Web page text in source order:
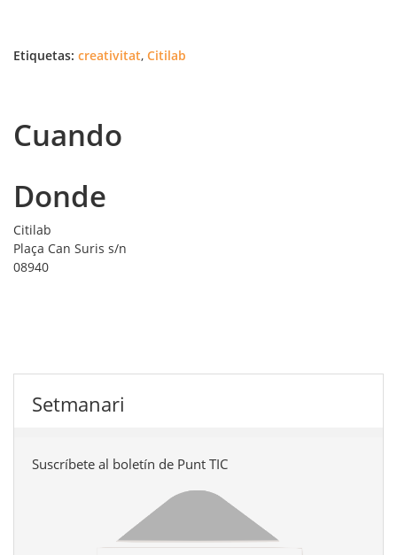
Etiquetas: creativitat, Citilab
Cuando
Donde
Citilab
Plaça Can Suris s/n
08940
Setmanari
Suscríbete al boletín de Punt TIC